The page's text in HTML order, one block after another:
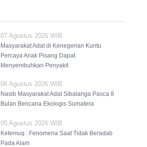
07 Agustus 2026 WIB
Masyarakat Adat di Kenegerian Kuntu
Percaya Anak Pisang Dapat
Menyembuhkan Penyakit
06 Agustus 2026 WIB
Nasib Masyarakat Adat Sibalanga Pasca 8
Bulan Bencana Ekologis Sumatera
05 Agustus 2026 WIB
Ketemuq : Fenomena Saat Tidak Beradab
Pada Alam